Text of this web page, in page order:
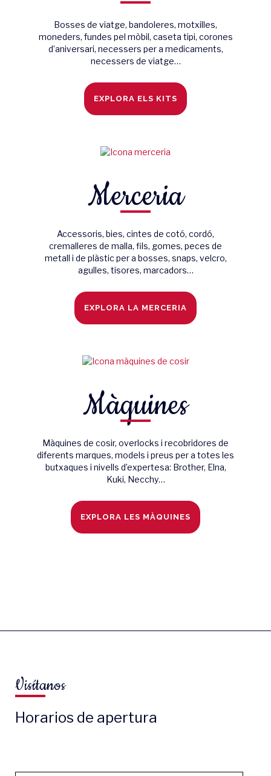
Bosses de viatge, bandoleres, motxilles,
moneders, fundes pel mòbil, caseta tipi, corones
d’aniversari, necessers per a medicaments,
necessers de viatge…
EXPLORA ELS KITS
Merceria
Accessoris, bies, cintes de cotó, cordó,
cremalleres de malla, fils, gomes, peces de
metall i de plàstic per a bosses, snaps, velcro,
agulles, tisores, marcadors…
EXPLORA LA MERCERIA
Màquines
Màquines de cosir, overlocks i recobridores de
diferents marques, models i preus per a totes les
butxaques i nivells d’expertesa: Brother, Elna,
Kuki, Necchy…
EXPLORA LES MÀQUINES
Visítanos
Horarios de apertura